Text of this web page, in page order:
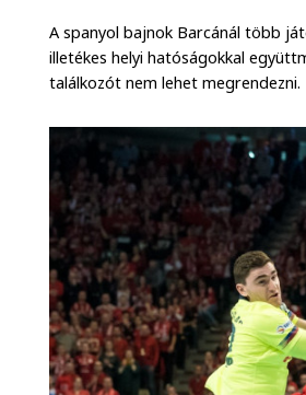
A spanyol bajnok Barcánál több
illetékes helyi hatóságokkal
találkozót nem lehet megrendezni.